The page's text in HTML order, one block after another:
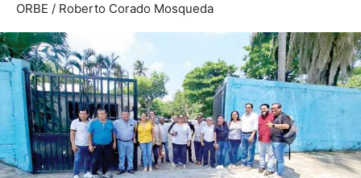
ORBE / Roberto Corado Mosqueda